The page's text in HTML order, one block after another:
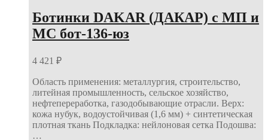
Ботинки DAKAR (ДАКАР) с МП и
МС бот-136-юз
4 421 ₽
Область применения: металлургия, строительство,
литейная промышленность, сельское хозяйство,
нефтепереработка, газодобывающие отрасли. Верх:
кожа нубук, водоустойчивая (1,6 мм) + синтетическая
плотная ткань Подкладка: нейлоновая сетка Подошва:
…